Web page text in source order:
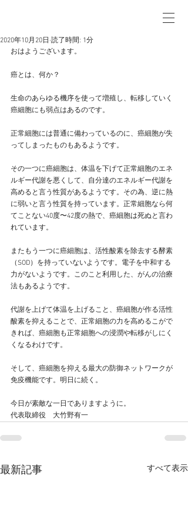
2020年10月20日 読了時間: 1分
おはようございます。
癌とは、何か？
生命のあらゆる機序を使って増殖し、転移していく
癌細胞にも弱点はあるのです。
正常細胞には普通に備わっているのに、癌細胞が失
ってしまったものもあるようです。
その一つに癌細胞は、体温を下げて正常細胞のエネ
ルギー代謝を悪くして、自分達のエネルギー代謝を
高めると言う性質があるようです。その為、逆に熱
に弱いと言う性質を持っています。正常細胞なら何
てことない40度〜42度の熱で、癌細胞は死ぬと言わ
れています。
またもう一つに癌細胞は、活性酸素を除去する酵素
（SOD）を持っていないようです。電子を中和する
力がないようです。このこと利用した、がんの治療
法もあるようです。
代謝を上げて体温を上げること、癌細胞が作る活性
酸素を抑えることで、正常細胞の力を高めるこがで
きれば、癌細胞も正常細胞への浸潤や転移がしにく
くなるわけです。
そして、癌細胞を抑える最大の防御ネットワークが
免疫機能です。明日に続く。
今日が素敵な一日でありますように。
代表取締役　大竹野有一
最新記事 すべて表示